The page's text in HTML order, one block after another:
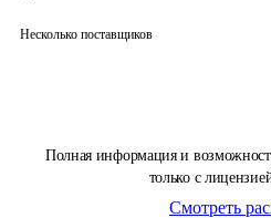
Полная информация и
только с
Смотреть
Несколько поставщиков